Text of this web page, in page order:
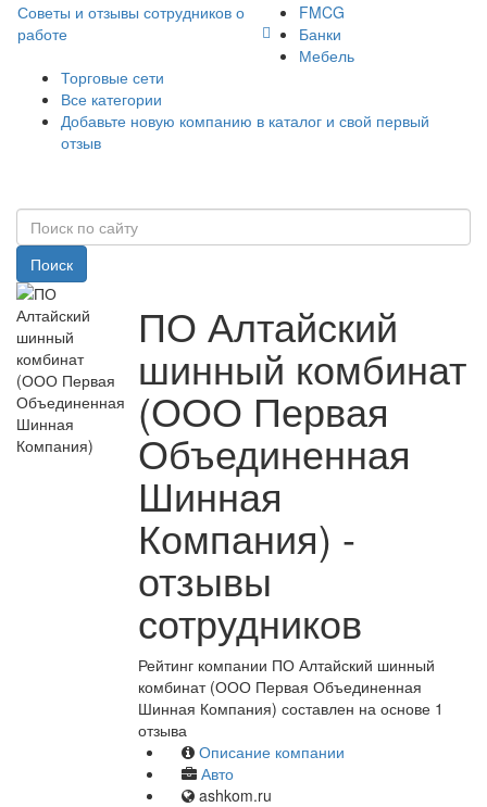
Советы и отзывы сотрудников о
работе
FMCG
Банки
Мебель
Торговые сети
Все категории
Добавьте новую компанию в каталог и свой первый
отзыв
Поиск
ПО Алтайский
шинный комбинат
(ООО Первая
Объединенная
Шинная
Компания) -
отзывы
сотрудников
Рейтинг компании ПО Алтайский шинный
комбинат (ООО Первая Объединенная
Шинная Компания) составлен на основе 1
отзыва
Описание компании
Авто
ashkom.ru